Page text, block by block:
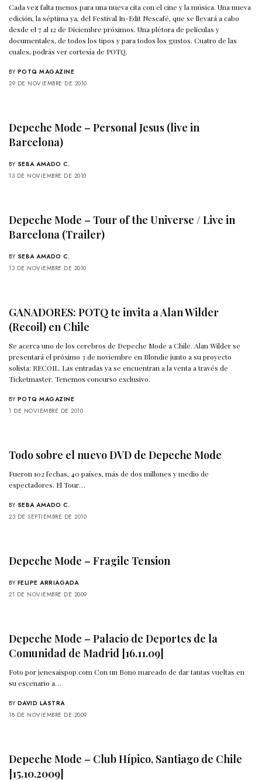
Cada vez falta menos para una nueva cita con el cine y la música. Una nueva
edición, la séptima ya, del Festival In-Edit Nescafé, que se llevará a cabo
desde el 7 al 12 de Diciembre próximos. Una plétora de películas y
documentales, de todos los tipos y para todos los gustos. Cuatro de las
cuales, podrás ver cortesía de POTQ.
BY POTQ MAGAZINE
29 DE NOVIEMBRE DE 2010
Depeche Mode – Personal Jesus (live in
Barcelona)
BY SEBA AMADO C.
13 DE NOVIEMBRE DE 2010
Depeche Mode – Tour of the Universe / Live in
Barcelona (Trailer)
BY SEBA AMADO C.
13 DE NOVIEMBRE DE 2010
GANADORES: POTQ te invita a Alan Wilder
(Recoil) en Chile
Se acerca uno de los cerebros de Depeche Mode a Chile. Alan Wilder se
presentará el próximo 3 de noviembre en Blondie junto a su proyecto
solista: RECOIL. Las entradas ya se encuentran a la venta a través de
Ticketmaster. Tenemos concurso exclusivo.
BY POTQ MAGAZINE
1 DE NOVIEMBRE DE 2010
Todo sobre el nuevo DVD de Depeche Mode
Fueron 102 fechas, 40 países, más de dos millones y medio de
espectadores. El Tour…
BY SEBA AMADO C.
23 DE SEPTIEMBRE DE 2010
Depeche Mode – Fragile Tension
BY FELIPE ARRIAGADA
21 DE NOVIEMBRE DE 2009
Depeche Mode – Palacio de Deportes de la
Comunidad de Madrid [16.11.09]
Foto por jenesaispop.com Con un Bono mareado de dar tantas vueltas en
su escenario a…
BY DAVID LASTRA
18 DE NOVIEMBRE DE 2009
Depeche Mode – Club Hípico, Santiago de Chile
[15.10.2009]